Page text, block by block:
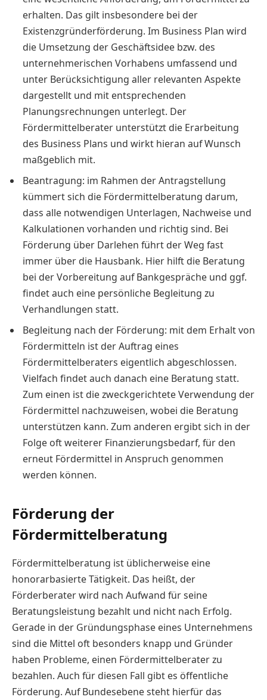
erhalten. Das gilt insbesondere bei der
Existenzgründerförderung. Im Business Plan wird
die Umsetzung der Geschäftsidee bzw. des
unternehmerischen Vorhabens umfassend und
unter Berücksichtigung aller relevanten Aspekte
dargestellt und mit entsprechenden
Planungsrechnungen unterlegt. Der
Fördermittelberater unterstützt die Erarbeitung
des Business Plans und wirkt hieran auf Wunsch
maßgeblich mit.
Beantragung: im Rahmen der Antragstellung
kümmert sich die Fördermittelberatung darum,
dass alle notwendigen Unterlagen, Nachweise und
Kalkulationen vorhanden und richtig sind. Bei
Förderung über Darlehen führt der Weg fast
immer über die Hausbank. Hier hilft die Beratung
bei der Vorbereitung auf Bankgespräche und ggf.
findet auch eine persönliche Begleitung zu
Verhandlungen statt.
Begleitung nach der Förderung: mit dem Erhalt von
Fördermitteln ist der Auftrag eines
Fördermittelberaters eigentlich abgeschlossen.
Vielfach findet auch danach eine Beratung statt.
Zum einen ist die zweckgerichtete Verwendung der
Fördermittel nachzuweisen, wobei die Beratung
unterstützen kann. Zum anderen ergibt sich in der
Folge oft weiterer Finanzierungsbedarf, für den
erneut Fördermittel in Anspruch genommen
werden können.
Förderung der
Fördermittelberatung
Fördermittelberatung ist üblicherweise eine
honorarbasierte Tätigkeit. Das heißt, der
Förderberater wird nach Aufwand für seine
Beratungsleistung bezahlt und nicht nach Erfolg.
Gerade in der Gründungsphase eines Unternehmens
sind die Mittel oft besonders knapp und Gründer
haben Probleme, einen Fördermittelberater zu
bezahlen. Auch für diesen Fall gibt es öffentliche
Förderung. Auf Bundesebene steht hierfür das